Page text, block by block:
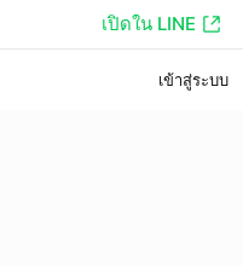
เปิดใน LINE
เข้าสู่ระบบ